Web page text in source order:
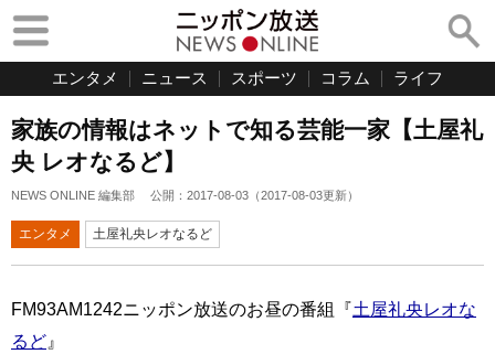
エンタメ ニュース スポーツ コラム ライフ
家族の情報はネットで知る芸能一家【土屋礼
央 レオなるど】
NEWS ONLINE 編集部 公開： 2017-08-03 （2017-08-03更新）
エンタメ 土屋礼央レオなるど
FM93AM1242ニッポン放送のお昼の番組『土屋礼央レオな
るど 』